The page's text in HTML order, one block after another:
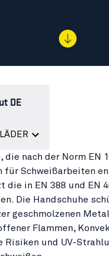
DE
die nach der Norm EN
für Schweißarbeiten
die in EN 388 und EN
Die Handschuhe
geschmolzenen
Flammen,
Risiken und UV-